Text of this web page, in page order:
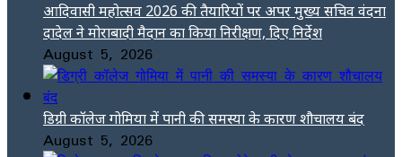
आदिवासी महोत्सव 2026 की तैयारियों पर अपर मुख्य सचिव वंदना
दादेल ने मोराबादी मैदान का किया निरीक्षण, दिए निर्देश
August 5, 2026
डिग्री कॉलेज गोमिया में पानी की समस्या के कारण शौचालय बंद
August 5, 2026